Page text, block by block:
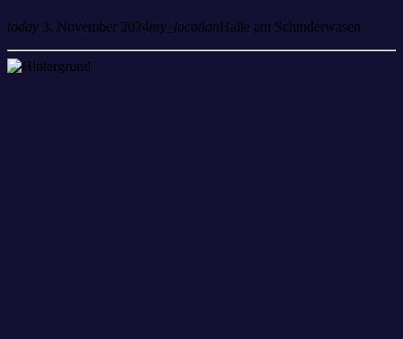
today 3. November 2024my_locationHalle am Schinderwasen